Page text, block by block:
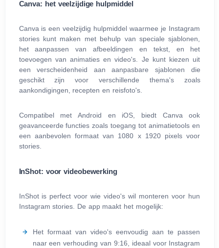
Canva: het veelzijdige hulpmiddel
Canva is een veelzijdig hulpmiddel waarmee je Instagram
stories kunt maken met behulp van speciale sjablonen,
het aanpassen van afbeeldingen en tekst, en het
toevoegen van animaties en video's. Je kunt kiezen uit
een verscheidenheid aan aanpasbare sjablonen die
geschikt zijn voor verschillende thema's zoals
aankondigingen, recepten en reisfoto's.
Compatibel met Android en iOS, biedt Canva ook
geavanceerde functies zoals toegang tot animatietools en
een aanbevolen formaat van 1080 x 1920 pixels voor
stories.
InShot: voor videobewerking
InShot is perfect voor wie video's wil monteren voor hun
Instagram stories. De app maakt het mogelijk:
Het formaat van video's eenvoudig aan te passen
naar een verhouding van 9:16, ideaal voor Instagram